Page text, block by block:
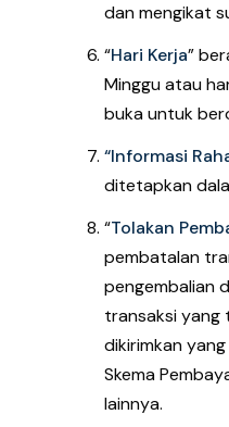
dan mengikat
“Hari Kerja”
Minggu atau
buka untuk
“Informasi
ditetapkan
“Tolakan
pembatalan
pengembalian
transaksi yang
dikirimkan
Skema
lainnya.